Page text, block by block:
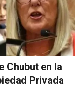
Chubut en la
Privada